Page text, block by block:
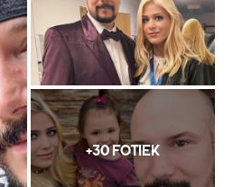
+30 FOTIEK